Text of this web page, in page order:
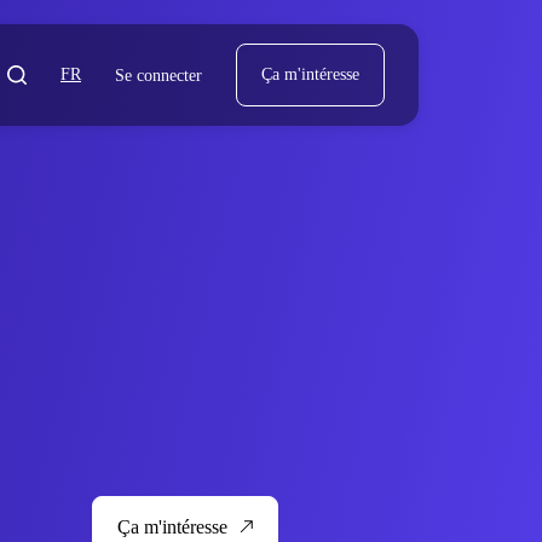
FR Se connecter Ça m'intéresse
Ça m'intéresse